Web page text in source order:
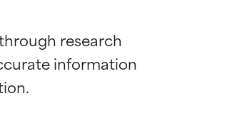
research
information